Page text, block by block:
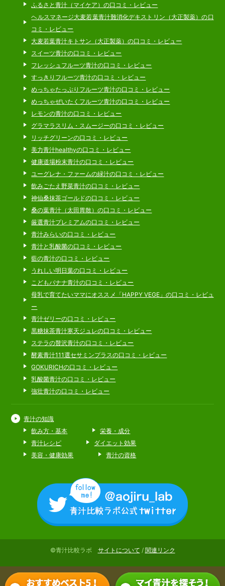
ふるさと青汁（マイケア）の口コミ・レビュー
ヘルスマネージ大麦若葉青汁難消化デキストリン（大正製薬）の口
コミ・レビュー
大麦若葉青汁キトサン（大正製薬）の口コミ・レビュー
スイーツ青汁の口コミ・レビュー
フレッシュフルーツ青汁の口コミ・レビュー
すっきりフルーツ青汁の口コミ・レビュー
めっちゃたっぷりフルーツ青汁の口コミ・レビュー
めっちゃぜいたくフルーツ青汁の口コミ・レビュー
レモンの青汁の口コミ・レビュー
グラマラスリム・スムージーの口コミ・レビュー
リッチグリーンの口コミ・レビュー
美力青汁healthyの口コミ・レビュー
健康道場粉末青汁の口コミ・レビュー
ユーグレナ・ファームの緑汁の口コミ・レビュー
飲みごたえ野菜青汁の口コミ・レビュー
神仙桑抹茶ゴールドの口コミ・レビュー
桑の葉青汁（太田胃散）の口コミ・レビュー
厳選青汁プレミアムの口コミ・レビュー
青汁みらいの口コミ・レビュー
青汁と乳酸菌の口コミ・レビュー
藍の青汁の口コミ・レビュー
うれしい明日葉の口コミ・レビュー
こどもバナナ青汁の口コミ・レビュー
母乳で育てたいママにオススメ「HAPPY VEGE」の口コミ・レビュ
ー
青汁ゼリーの口コミ・レビュー
黒糖抹茶青汁寒天ジュレの口コミ・レビュー
ステラの贅沢青汁の口コミ・レビュー
酵素青汁111選セサミンプラスの口コミ・レビュー
GOKURICHの口コミ・レビュー
乳酸菌青汁の口コミ・レビュー
強壮青汁の口コミ・レビュー
青汁の知識
飲み方・基本
栄養・成分
青汁レシピ
ダイエット効果
美容・健康効果
青汁の資格
©青汁比較ラボ サイトについて / 関連リンク